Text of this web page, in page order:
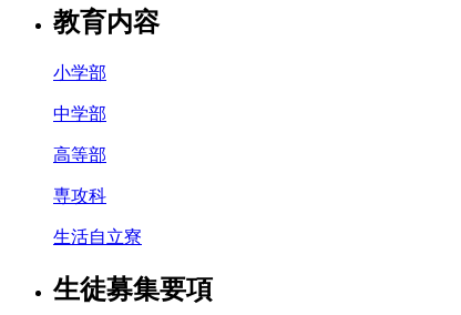
教育内容
小学部
中学部
高等部
専攻科
生活自立寮
生徒募集要項